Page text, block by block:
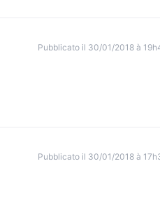
Pubblicato il 30/01/2018 à
Pubblicato il 30/01/2018 à